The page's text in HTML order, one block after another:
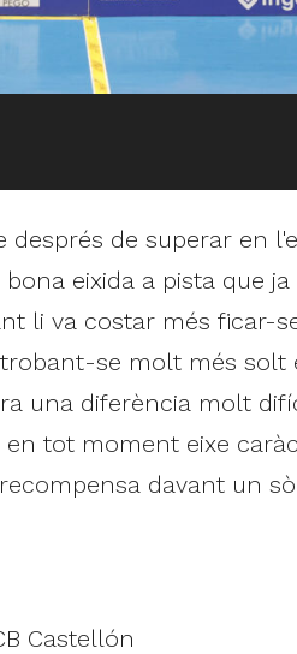
de superar en
eixida a pista que
li va costar més ficar-
se molt més
una diferència molt
tot moment eixe
davant un
Castellón